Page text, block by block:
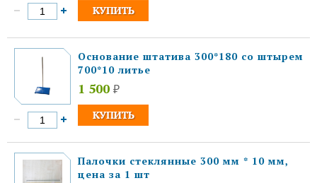
Основание штатива 300*180 со штырем
700*10 литье
1 500 ₽
Палочки стеклянные 300 мм * 10 мм,
цена за 1 шт